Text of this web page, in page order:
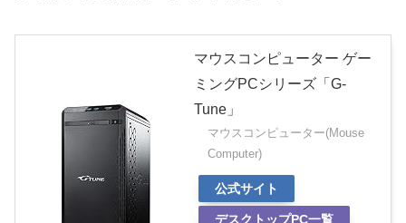
マウスコンピューター ゲー
ミングPCシリーズ「G-
Tune」
マウスコンピューター(Mouse
Computer)
公式サイト
デスクトップPC一覧